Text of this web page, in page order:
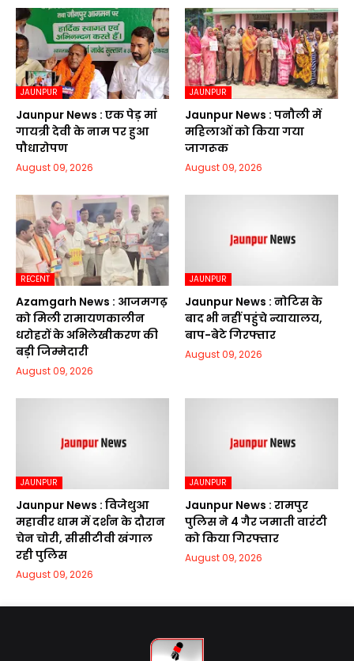
JAUNPUR
Jaunpur News : एक पेड़ मां
गायत्री देवी के नाम पर हुआ
पौधारोपण
August 09, 2026
JAUNPUR
Jaunpur News : पनौली में
महिलाओं को किया गया
जागरूक
August 09, 2026
RECENT
Azamgarh News : आजमगढ़
को मिली रामायणकालीन
धरोहरों के अभिलेखीकरण की
बड़ी जिम्मेदारी
August 09, 2026
JAUNPUR
Jaunpur News : नोटिस के
बाद भी नहीं पहुंचे न्यायालय,
बाप-बेटे गिरफ्तार
August 09, 2026
JAUNPUR
Jaunpur News : विजेथुआ
महावीर धाम में दर्शन के दौरान
चेन चोरी, सीसीटीवी खंगाल
रही पुलिस
August 09, 2026
JAUNPUR
Jaunpur News : रामपुर
पुलिस ने 4 गैर जमाती वारंटी
को किया गिरफ्तार
August 09, 2026